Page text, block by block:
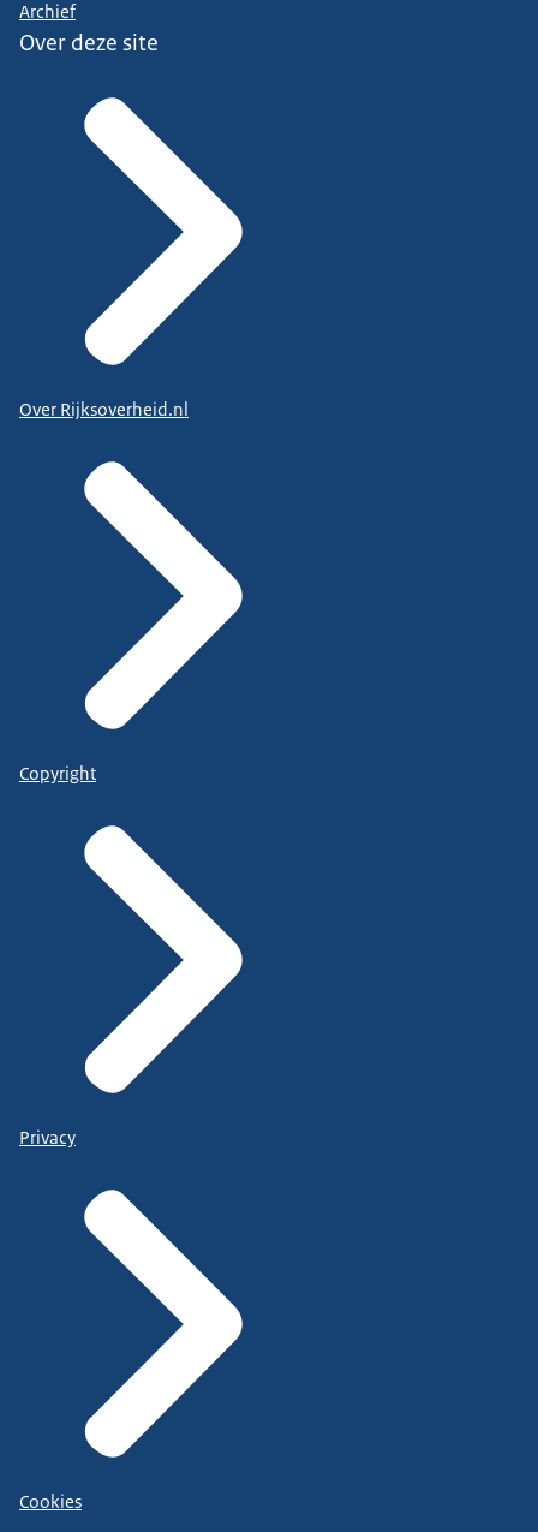
Archief
Over deze site
Over Rijksoverheid.nl
Copyright
Privacy
Cookies